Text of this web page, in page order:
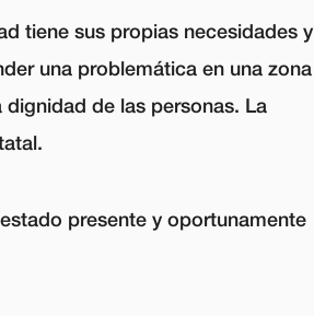
tiene sus propias necesidades y
una problemática en una zona
de las personas. La
presente y oportunamente